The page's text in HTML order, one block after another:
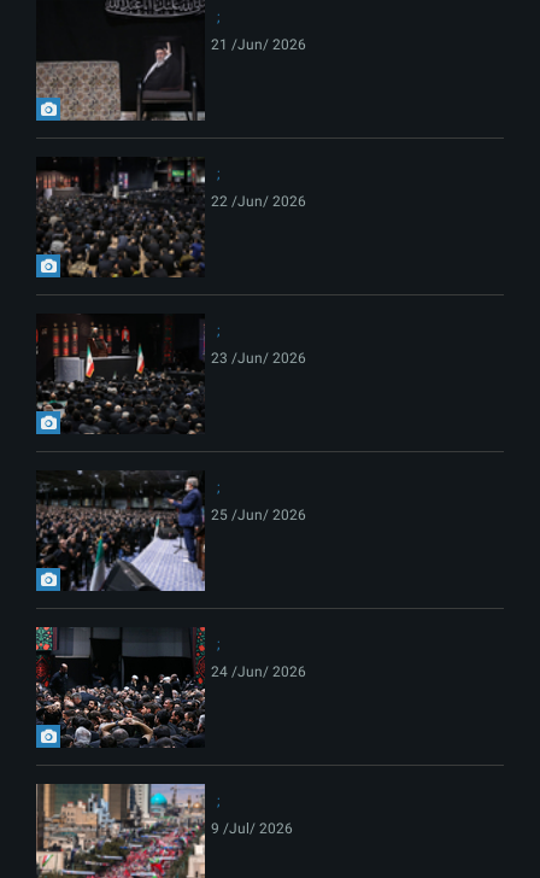
21 /Jun/ 2026
22 /Jun/ 2026
23 /Jun/ 2026
25 /Jun/ 2026
24 /Jun/ 2026
9 /Jul/ 2026